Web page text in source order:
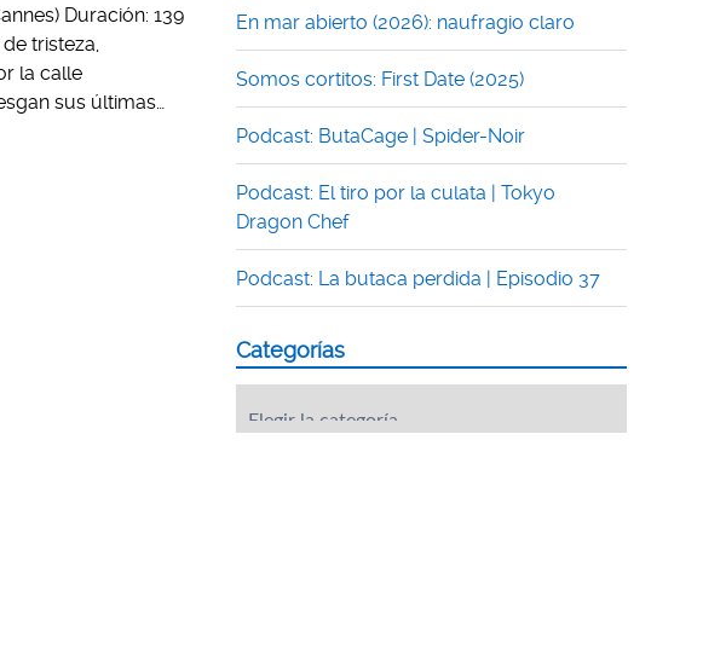
Duración: 139
tristeza,
la calle
sus últimas…
En mar abierto (2026): naufragio claro
Somos cortitos: First Date (2025)
Podcast: ButaCage | Spider-Noir
Podcast: El tiro por la culata | Tokyo
Dragon Chef
Podcast: La butaca perdida | Episodio 37
Categorías